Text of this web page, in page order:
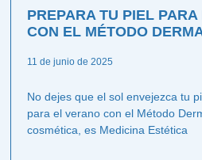
PREPARA TU PIEL
CON EL MÉTODO
11 de junio de 2025
No dejes que el sol envejezca tu
para el verano con el Método
cosmética, es Medicina Estética